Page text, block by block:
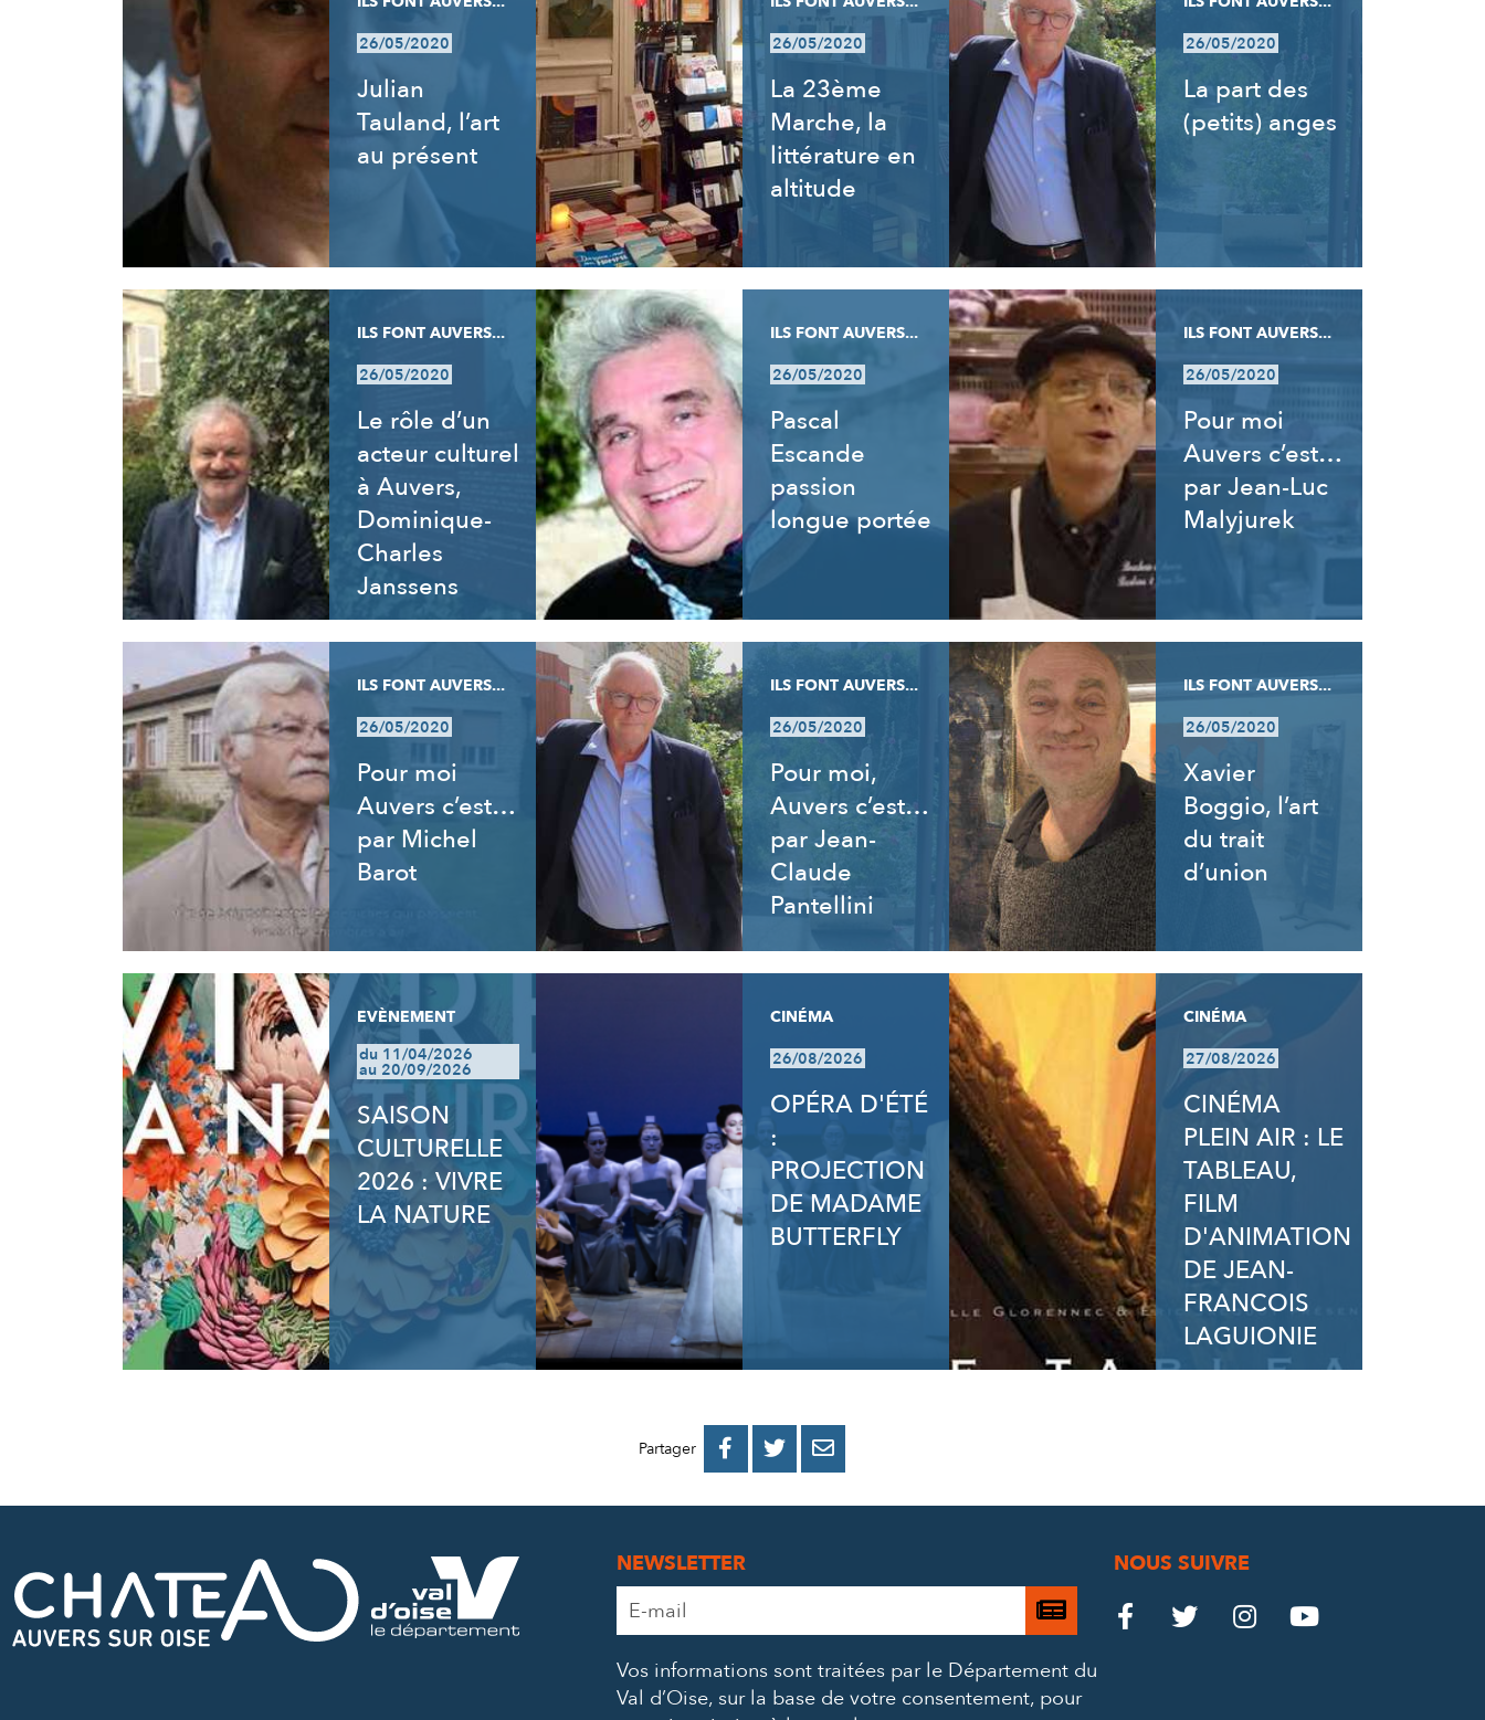
26/05/2020
Julian
Tauland, l’art
au présent
26/05/2020
La 23ème
Marche, la
littérature en
altitude
26/05/2020
La part des
(petits) anges
ILS FONT AUVERS...
26/05/2020
Le rôle d’un
acteur culturel
à Auvers,
Dominique-
Charles
Janssens
ILS FONT AUVERS...
26/05/2020
Pascal
Escande
passion
longue portée
ILS FONT AUVERS...
26/05/2020
Pour moi
Auvers c’est…
par Jean-Luc
Malyjurek
ILS FONT AUVERS...
26/05/2020
Pour moi
Auvers c’est…
par Michel
Barot
ILS FONT AUVERS...
26/05/2020
Pour moi,
Auvers c’est…
par Jean-
Claude
Pantellini
ILS FONT AUVERS...
26/05/2020
Xavier
Boggio, l’art
du trait
d’union
EVÈNEMENT
du 11/04/2026
au 20/09/2026
SAISON
CULTURELLE
2026 : VIVRE
LA NATURE
CINÉMA
26/08/2026
OPÉRA D'ÉTÉ
:
PROJECTION
DE MADAME
BUTTERFLY
CINÉMA
27/08/2026
CINÉMA
PLEIN AIR : LE
TABLEAU,
FILM
D'ANIMATION
DE JEAN-
FRANCOIS
LAGUIONIE
Partager 
PARTAGER
PARTAGER
PARTAGER
NEWSLETTER
Adresse
e-
*
Je
m’abonne
à
Vos informations sont traitées par le Département du
Val d’Oise, sur la base de votre consentement, pour
NOUS SUIVRE
Le

Le

Le

Le
